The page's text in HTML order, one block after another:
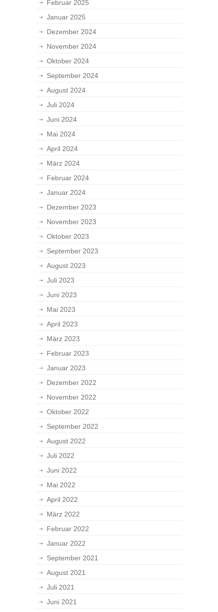
Februar 2025
Januar 2025
Dezember 2024
November 2024
Oktober 2024
September 2024
August 2024
Juli 2024
Juni 2024
Mai 2024
April 2024
März 2024
Februar 2024
Januar 2024
Dezember 2023
November 2023
Oktober 2023
September 2023
August 2023
Juli 2023
Juni 2023
Mai 2023
April 2023
März 2023
Februar 2023
Januar 2023
Dezember 2022
November 2022
Oktober 2022
September 2022
August 2022
Juli 2022
Juni 2022
Mai 2022
April 2022
März 2022
Februar 2022
Januar 2022
September 2021
August 2021
Juli 2021
Juni 2021